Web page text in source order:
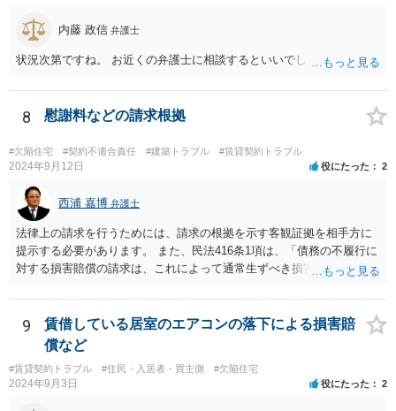
内藤 政信 弁護士
状況次第ですね。 お近くの弁護士に相談するといいでしょう。
8 慰謝料などの請求根拠
#欠陥住宅 #契約不適合責任 #建築トラブル #賃貸契約トラブル
2024年9月12日 役にたった 2
西浦 嘉博 弁護士
法律上の請求を行うためには、請求の根拠を示す客観証拠を相手方に
提示する必要があります。 また、民法416条1項は、「債務の不履行に
対する損害賠償の請求は、これによって通常生ずべき損害の賠償をさ
求が「通常生ずべき損害」の範囲に該当することを主張・疎明してい
く必要があります。 まず行うべきは、領収書などの損害を直接的に証
明する資料の準備。 次に該当の損害項目が、法律上の損害賠償請求の
範囲に該当することを疎明する前例（判例等）を調査するという形に
なると思われます。 相談者さんが自身で行うことが困難であれば、最
寄りの法律事務所に相談に行かれることをお勧めします。
9
賃借している居室のエアコンの落下による損害賠
償など
#賃貸契約トラブル #住民・入居者・買主側 #欠陥住宅
2024年9月3日 役にたった 2